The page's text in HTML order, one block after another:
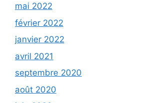
mai 2022
février 2022
janvier 2022
avril 2021
septembre 2020
août 2020